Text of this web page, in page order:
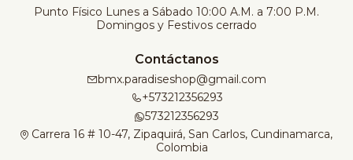
Punto Físico Lunes a Sábado 10:00 A.M. a 7:00 P.M.
Domingos y Festivos cerrado
Contáctanos
bmx.paradiseshop@gmail.com
+573212356293
573212356293
Carrera 16 # 10-47, Zipaquirá, San Carlos, Cundinamarca,
Colombia